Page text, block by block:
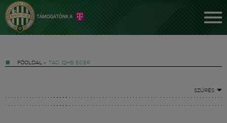
FŐOLDAL » TAG: QHB EGER
SZŰRÉS